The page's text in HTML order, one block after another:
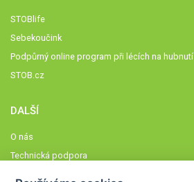
STOBlife
Sebekoučink
Podpůrný online program při lécích na hubnutí
STOB.cz
DALŠÍ
O nás
Technická podpora